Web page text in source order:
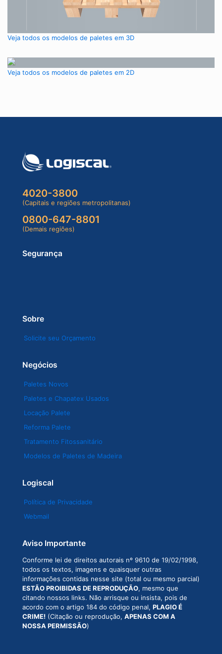
Veja todos os modelos de paletes em 3D
Veja todos os modelos de paletes em 2D
4020-3800
(Capitais e regiões metropolitanas)
0800-647-8801
(Demais regiões)
Segurança
Sobre
Solicite seu Orçamento
Negócios
Paletes Novos
Paletes e Chapatex Usados
Locação Palete
Reforma Palete
Tratamento Fitossanitário
Modelos de Paletes de Madeira
Logiscal
Política de Privacidade
Webmail
Aviso Importante
Conforme lei de direitos autorais nº 9610 de 19/02/1998,
todos os textos, imagens e quaisquer outras
informações contidas nesse site (total ou mesmo parcial)
ESTÃO PROIBIDAS DE REPRODUÇÃO, mesmo que
citando nossos links. Não arrisque ou insista, pois de
acordo com o artigo 184 do código penal, PLAGIO É
CRIME! (Citação ou reprodução, APENAS COM A
NOSSA PERMISSÃO)